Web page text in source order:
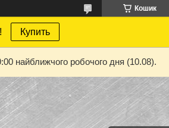
Кошик
Купить
найближчого робочого дня (10.08).